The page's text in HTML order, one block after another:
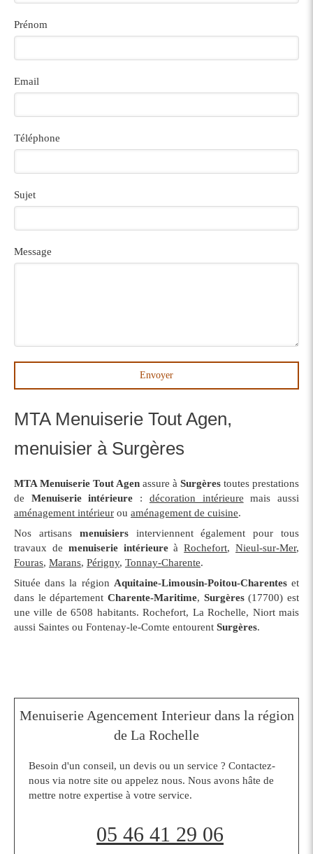
Prénom
Email
Téléphone
Sujet
Message
Envoyer
MTA Menuiserie Tout Agen,
menuisier à Surgères
MTA Menuiserie Tout Agen assure à Surgères toutes prestations
de Menuiserie intérieure : décoration intérieure mais aussi
aménagement intérieur ou aménagement de cuisine.
Nos artisans menuisiersinterviennent également pour tous
travaux de menuiserie intérieureàRochefort,Nieul-sur-Mer,
Fouras, Marans, Périgny, Tonnay-Charente.
Située dans la région Aquitaine-Limousin-Poitou-Charenteset
dans le département Charente-Maritime, Surgères(17700) est
une ville de 6508 habitants. Rochefort, La Rochelle, Niort mais
aussi Saintes ou Fontenay-le-Comte entourent Surgères.
Menuiserie Agencement Interieur dans la région
de La Rochelle
Besoin d'un conseil, un devis ou un service ? Contactez-
nous via notre site ou appelez nous. Nous avons hâte de
mettre notre expertise à votre service.
05 46 41 29 06